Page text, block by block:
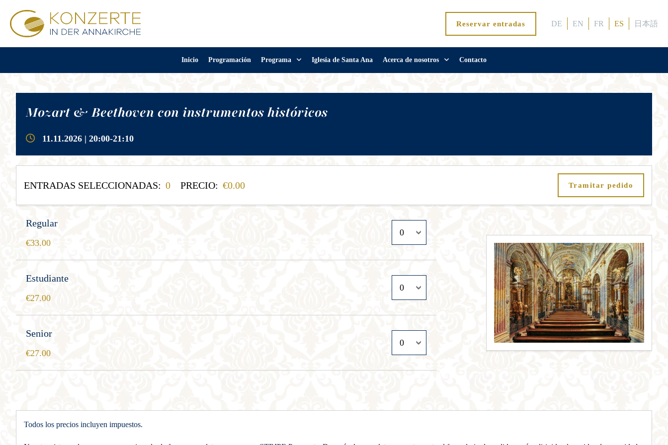
Reservar entradas DE EN FR ES 日本語
Inicio Programación Programa Iglesia de Santa Ana Acerca de nosotros Contacto
Mozart & Beethoven con instrumentos históricos
11.11.2026 | 20:00-21:10
ENTRADAS SELECCIONADAS: 0 PRECIO: 0.00 Tramitar pedido
Regular
33.00
Estudiante
27.00
Senior
27.00
Todos los precios incluyen impuestos.